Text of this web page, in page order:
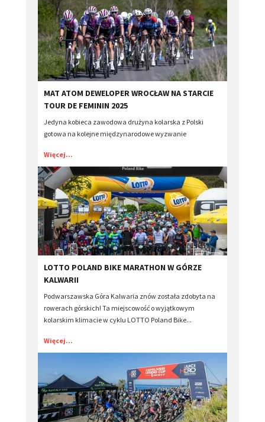
​MAT ATOM DEWELOPER WROCŁAW NA STARCIE
TOUR DE FEMININ 2025
Jedyna kobieca zawodowa drużyna kolarska z Polski
gotowa na kolejne międzynarodowe wyzwanie
Więcej...
​LOTTO POLAND BIKE MARATHON W GÓRZE
KALWARII
Podwarszawska Góra Kalwaria znów została zdobyta na
rowerach górskich! Ta miejscowość o wyjątkowym
kolarskim klimacie w cyklu LOTTO Poland Bike...
Więcej...